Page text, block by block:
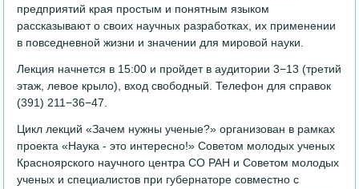
предприятий края простым и понятным языком
рассказывают о своих научных разработках, их применении
в повседневной жизни и значении для мировой науки.
Лекция начнется в 15:00 и пройдет в аудитории 3−13 (третий
этаж, левое крыло), вход свободный. Телефон для справок
(391) 211−36−47.
Цикл лекций «Зачем нужны ученые?» организован в рамках
проекта «Наука - это интересно!» Советом молодых ученых
Красноярского научного центра СО РАН и Советом молодых
ученых и специалистов при губернаторе совместно с